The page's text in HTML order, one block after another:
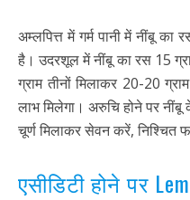
अम्लपित्त में गर्म पानी में नींबू
है। उदरशूल में नींबू का रस 15
ग्राम तीनों मिलाकर 20-20
लाभ मिलेगा। अरुचि होने पर
चूर्ण मिलाकर सेवन करें, निश्चित
एसीडिटी होने पर